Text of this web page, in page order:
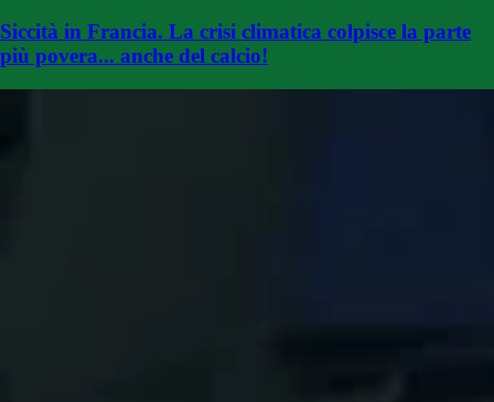
Siccità in Francia. La crisi climatica colpisce la parte
più povera... anche del calcio!